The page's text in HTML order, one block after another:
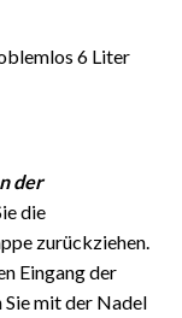
6 Liter
der
die
zurückziehen.
Eingang der
mit der Nadel